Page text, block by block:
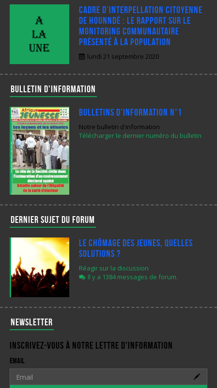
Cadre d’interpellation citoyenne
de Hounndé : Le rapport sur le
monitoring communautaire
présenté à la population
lundi 21 septembre 2020
Bulletin d'information
Bulletins d’Information N°1
Notre bulletin d'information
Télécharger le dernier numéro du bulletin
Dernier sujet du forum
Le chômage des jeunes, quelles
solutions ?
Réagir sur la discussion
Il y a 1384 messages de forum.
Newsletter
Inscrivez-vous à notre lettre d'information
Email